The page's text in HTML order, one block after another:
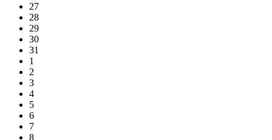
27
28
29
30
31
1
2
3
4
5
6
7
8